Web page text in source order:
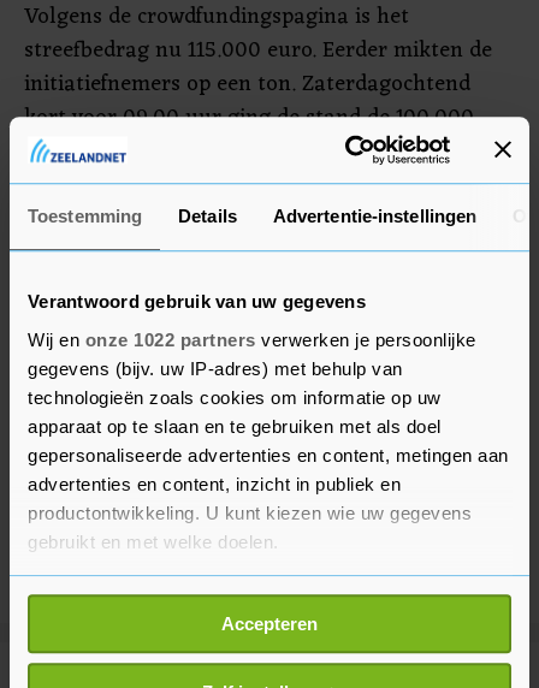
Toestemming Details Advertentie-instellingen
Verantwoord gebruik van uw gegevens
Wij en onze 1022 partners verwerken je persoonlijke
gegevens (bijv. uw IP-adres) met behulp van
technologieën zoals cookies om informatie op uw
apparaat op te slaan en te gebruiken met als doel
gepersonaliseerde advertenties en content, metingen aan
advertenties en content, inzicht in publiek en
productontwikkeling. U kunt kiezen wie uw gegevens
gebruikt en met welke doelen.
Als u het toestaat, willen we ook graag:
Informatie verzamelen over uw geografische
locatie, die tot een paar meter nauwkeurig kan zijn
Accepteren
Volgens de crowdfundingspagina is het
streefbedrag nu 115.000 euro. Eerder mikten de
initiatiefnemers op een ton. Zaterdagochtend
kort voor 09.00 uur ging de stand de 100.000
euro voorbij.